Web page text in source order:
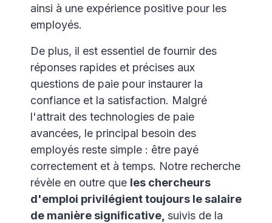
ainsi à une expérience positive pour les
employés.
De plus, il est essentiel de fournir des
réponses rapides et précises aux
questions de paie pour instaurer la
confiance et la satisfaction. Malgré
l'attrait des technologies de paie
avancées, le principal besoin des
employés reste simple : être payé
correctement et à temps. Notre recherche
révèle en outre que les chercheurs
d'emploi privilégient toujours le salaire
de manière significative, suivis de la